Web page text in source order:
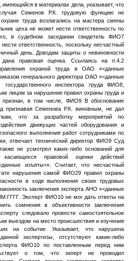
имеющийся в материалах дела, указывает, что
Семенов Р.К. трудовую функцию не
труда возлагались на мастера смены
цеха не может нести ответственность по
в судебном заседании свидетельФИО7
ответственность, поскольку несчастный
день. Доводам защиты о невиновности
правовая оценка. Ссылаясь на п.4.2
охраной труда в ОАО «<данные
генерального директора ОАО «<данные
государственного инспектора трудаФИО8
лицом за нарушение правил охраны труда и
признан, в том числе, ФИО9В обоснование
признавая Семенова Р.К. виновным, не дал
что за разработку мероприятий по
движущих частей оборудования и
выполнения работ сотрудниками по
отвечает технический директор ФИО9Суд
не усмотрел каких-либо оснований для
касающихся правовой оценки действий
изъяты>». Считает, что несчастный
нарушения самойФИО29 правил охраны
в ходе выполнения своих трудовых
заключения эксперта АНО «<данные
. ЭкспертФИО10 не мог дать ответы на
сомнения в объективности заключения
следовало провести самостоятельное
выездом на место происшествия и изучения
на событие. Указывает, что нарушена
экспертизы, отсутствуют какие-либо
ФИО10 по поставленным перед ним
о том, что экперт не проводил